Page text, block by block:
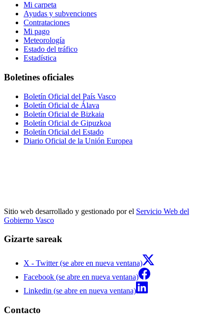
Mi carpeta
Ayudas y subvenciones
Contrataciones
Mi pago
Meteorología
Estado del tráfico
Estadística
Boletines oficiales
Boletín Oficial del País Vasco
Boletín Oficial de Álava
Boletín Oficial de Bizkaia
Boletín Oficial de Gipuzkoa
Boletín Oficial del Estado
Diario Oficial de la Unión Europea
Sitio web desarrollado y gestionado por el Servicio Web del
Gobierno Vasco
Gizarte sareak
X - Twitter (se abre en nueva ventana)
Facebook (se abre en nueva ventana)
Linkedin (se abre en nueva ventana)
Contacto